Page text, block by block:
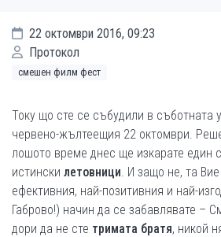
22 октомври 2016, 09:23
Протокол
смешен филм фест
Току що сте се събудили в съботната
червено-жълтеещия 22 октомври.
лошото време днес ще изкарате един
истински летовници. И защо не, та
ефективния, най-позитивния и най-
Габрово!) начин да се забавлявате –
дори да не сте тримата братя, никой